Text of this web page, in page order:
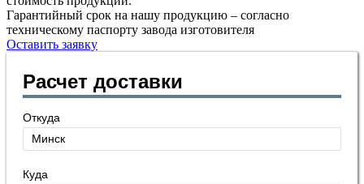
Гарантийный срок на нашу продукцию – согласно
техническому паспорту завода изготовителя
Оставить заявку
Расчет доставки
Откуда
Куда